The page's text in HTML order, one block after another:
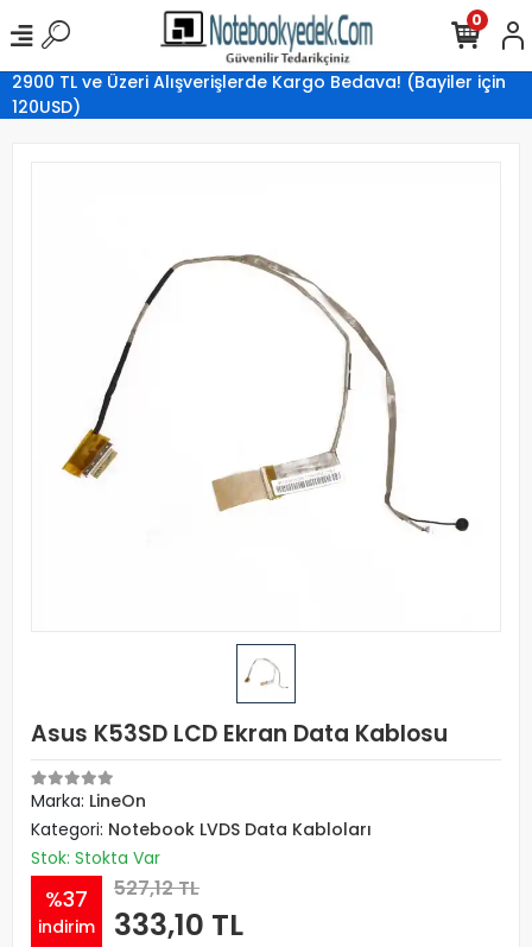
2900 TL ve Üzeri Alışverişlerde Kargo Bedava! (Bayiler için
120USD)
0
Asus K53SD LCD Ekran Data Kablosu
Marka: LineOn
Kategori: Notebook LVDS Data Kabloları
Stok: Stokta Var
%37
indirim
527,12 TL
333,10 TL